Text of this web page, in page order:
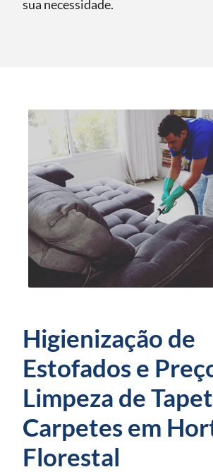
sua necessidade.
Higienização de
Estofados e
Limpeza de
Carpetes em
Florestal